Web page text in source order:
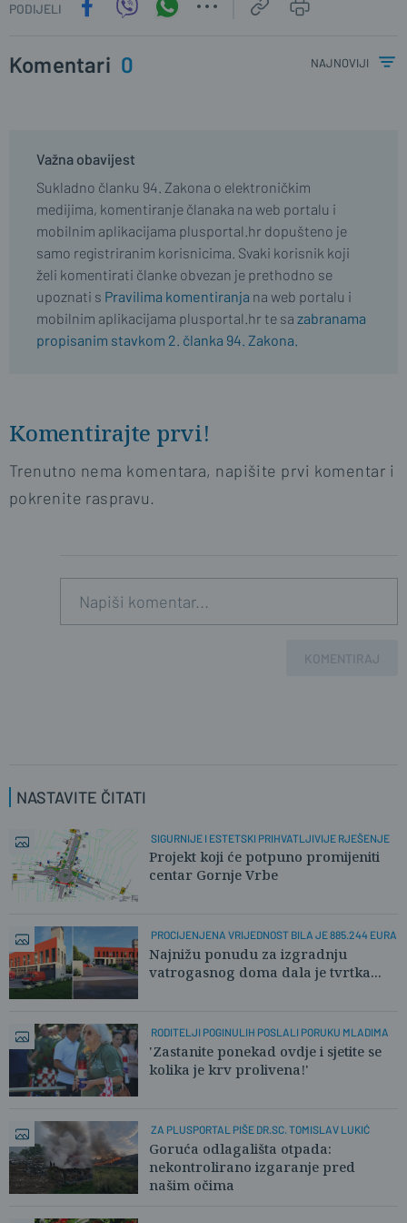
PODIJELI
Komentari 0 najnoviji
Važna obavijest
Sukladno članku 94. Zakona o elektroničkim
medijima, komentiranje članaka na web portalu i
mobilnim aplikacijama plusportal.hr dopušteno je
samo registriranim korisnicima. Svaki korisnik koji
želi komentirati članke obvezan je prethodno se
upoznati s Pravilima komentiranja na web portalu i
mobilnim aplikacijama plusportal.hr te sa zabranama
propisanim stavkom 2. članka 94. Zakona.
Komentirajte prvi!
Trenutno nema komentara, napišite prvi komentar i
pokrenite raspravu.
KOMENTIRAJ
NASTAVITE ČITATI
SIGURNIJE I ESTETSKI PRIHVATLJIVIJE RJEŠENJE
Projekt koji će potpuno promijeniti
centar Gornje Vrbe
PROCIJENJENA VRIJEDNOST BILA JE 885.244 EURA
Najnižu ponudu za izgradnju
vatrogasnog doma dala je tvrtka...
RODITELJI POGINULIH POSLALI PORUKU MLADIMA
'Zastanite ponekad ovdje i sjetite se
kolika je krv prolivena!'
ZA PLUSPORTAL PIŠE DR.SC. TOMISLAV LUKIĆ
Goruća odlagališta otpada:
nekontrolirano izgaranje pred
našim očima